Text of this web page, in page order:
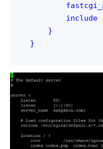
include
    }
}